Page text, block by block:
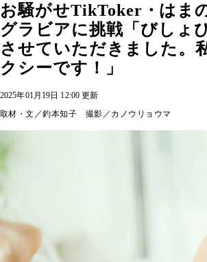
お騒がせTikToker・はま
グラビアに挑戦「びしょ
させていただきました。
クシーです！」
2025年01月19日 12:00 更新
取材・文／釣本知子 撮影／カノウリョウマ